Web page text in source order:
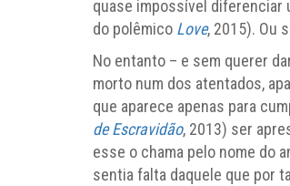
quase impossível diferenciar
do polêmico Love, 2015). Ou
No entanto – e sem querer
morto num dos atentados,
que aparece apenas para
de Escravidão, 2013) ser
esse o chama pelo nome do
sentia falta daquele que por